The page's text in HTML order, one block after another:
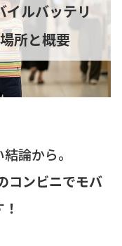
イルバッテリ
所と概要
論から。
コンビニでモバ